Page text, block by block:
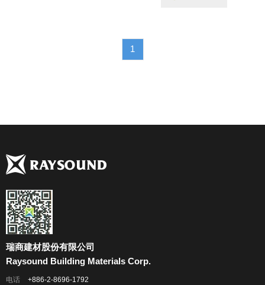
1
瑞商建材股份有限公司
Raysound Building Materials Corp.
电话 +886-2-8696-1792